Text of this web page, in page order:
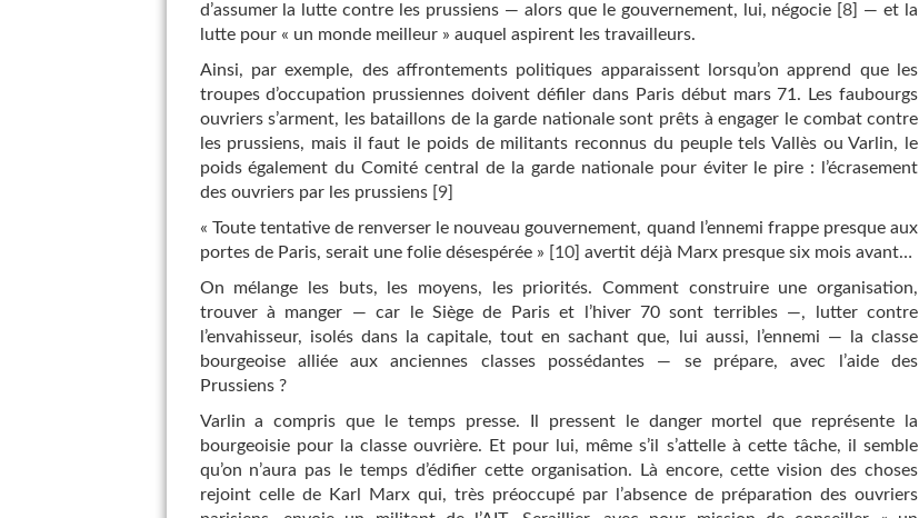
d’assumer la lutte contre les prussiens — alors que le gouvernement, lui, négocie [8] — et la
lutte pour « un monde meilleur » auquel aspirent les travailleurs.
Ainsi, par exemple, des affrontements politiques apparaissent lorsqu’on apprend que les
troupes d’occupation prussiennes doivent défiler dans Paris début mars 71. Les faubourgs
ouvriers s’arment, les bataillons de la garde nationale sont prêts à engager le combat contre
les prussiens, mais il faut le poids de militants reconnus du peuple tels Vallès ou Varlin, le
poids également du Comité central de la garde nationale pour éviter le pire : l’écrasement
des ouvriers par les prussiens[9]
« Toute tentative de renverser le nouveau gouvernement, quand l’ennemi frappe presque aux
portes de Paris, serait une folie désespérée » [10] avertit déjà Marx presque six mois avant…
On mélange les buts, les moyens, les priorités. Comment construire une organisation,
trouver à manger — car le Siège de Paris et l’hiver 70 sont terribles —, lutter contre
l’envahisseur, isolés dans la capitale, tout en sachant que, lui aussi, l’ennemi — la classe
bourgeoise alliée aux anciennes classes possédantes — se prépare, avec l’aide des
Prussiens ?
Varlin a compris que le temps presse. Il pressent le danger mortel que représente la
bourgeoisie pour la classe ouvrière. Et pour lui, même s’il s’attelle à cette tâche, il semble
qu’on n’aura pas le temps d’édifier cette organisation. Là encore, cette vision des choses
rejoint celle de Karl Marx qui, très préoccupé par l’absence de préparation des ouvriers